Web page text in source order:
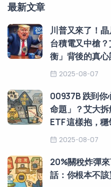
最新文章
川普又來了！
台積電又中槍
衡」背後的真心
2025-08-07
00937B 跌到你
命題」？艾大
ETF 這樣抱，穩
2025-08-07
20%關稅炸彈
話：你根本不該